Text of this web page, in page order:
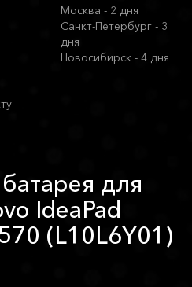
Москва - 2 дня
Санкт-Петербург - 3
дня
Новосибирск - 4 дня
для
IdeaPad
(L10L6Y01)